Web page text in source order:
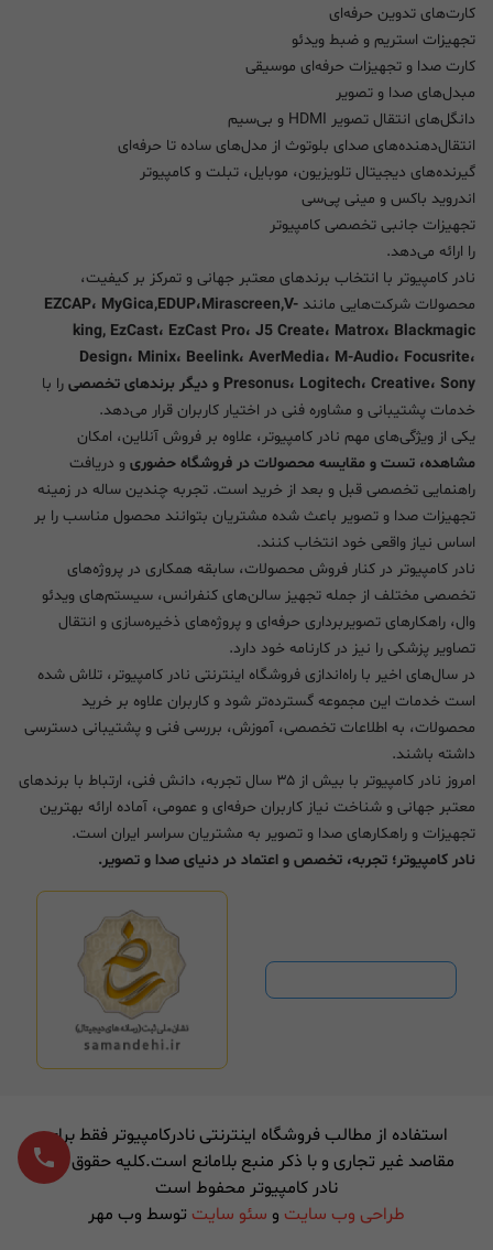
کارت‌های تدوین حرفه‌ای
تجهیزات استریم و ضبط ویدئو
کارت صدا و تجهیزات حرفه‌ای موسیقی
مبدل‌های صدا و تصویر
دانگل‌های انتقال تصویر HDMI و بی‌سیم
انتقال‌دهنده‌های صدای بلوتوث از مدل‌های ساده تا حرفه‌ای
گیرنده‌های دیجیتال تلویزیون، موبایل، تبلت و کامپیوتر
اندروید باکس و مینی پی‌سی
تجهیزات جانبی تخصصی کامپیوتر
را ارائه می‌دهد.
نادر کامپیوتر با انتخاب برندهای معتبر جهانی و تمرکز بر کیفیت،
محصولات شرکت‌هایی مانند EZCAP، MyGica,EDUP،Mirascreen,V-
king, EzCast، EzCast Pro، J5 Create، Matrox، Blackmagic
Design، Minix، Beelink، AverMedia، M-Audio، Focusrite،
Presonus، Logitech، Creative، Sony و دیگر برندهای تخصصی
را با
خدمات پشتیبانی و مشاوره فنی در اختیار کاربران قرار می‌دهد.
یکی از ویژگی‌های مهم نادر کامپیوتر، علاوه بر فروش آنلاین، امکان
مشاهده، تست و مقایسه محصولات در فروشگاه حضوری و دریافت
راهنمایی تخصصی قبل و بعد از خرید است. تجربه چندین ساله در زمینه
تجهیزات صدا و تصویر باعث شده مشتریان بتوانند محصول مناسب را بر
اساس نیاز واقعی خود انتخاب کنند.
نادر کامپیوتر در کنار فروش محصولات، سابقه همکاری در پروژه‌های
تخصصی مختلف از جمله تجهیز سالن‌های کنفرانس، سیستم‌های ویدئو
وال، راهکارهای تصویربرداری حرفه‌ای و پروژه‌های ذخیره‌سازی و انتقال
تصاویر پزشکی را نیز در کارنامه خود دارد.
در سال‌های اخیر با راه‌اندازی فروشگاه اینترنتی نادر کامپیوتر، تلاش شده
است خدمات این مجموعه گسترده‌تر شود و کاربران علاوه بر خرید
محصولات، به اطلاعات تخصصی، آموزش، بررسی فنی و پشتیبانی دسترسی
داشته باشند.
امروز نادر کامپیوتر با بیش از ۳۵ سال تجربه، دانش فنی، ارتباط با برندهای
معتبر جهانی و شناخت نیاز کاربران حرفه‌ای و عمومی، آماده ارائه بهترین
تجهیزات و راهکارهای صدا و تصویر به مشتریان سراسر ایران است.
نادر کامپیوتر؛ تجربه، تخصص و اعتماد در دنیای صدا و تصویر.
استفاده از مطالب فروشگاه اینترنتی نادرکامپیوتر فقط برای
مقاصد غیر تجاری و با ذکر منبع بلامانع است.کلیه حقوق برای
نادر کامپیوتر محفوط است
طراحی وب سایت و سئو سایت توسط وب مهر